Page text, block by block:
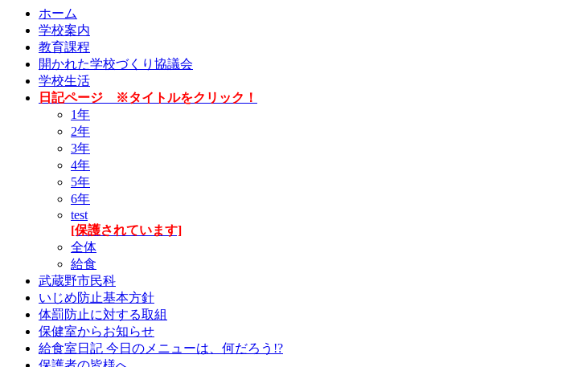
ホーム
学校案内
教育課程
開かれた学校づくり協議会
学校生活
日記ページ ※タイトルをクリック！
1年
2年
3年
4年
5年
6年
test
[保護されています]
全体
給食
武蔵野市民科
いじめ防止基本方針
体罰防止に対する取組
保健室からお知らせ
給食室日記 今日のメニューは、何だろう!?